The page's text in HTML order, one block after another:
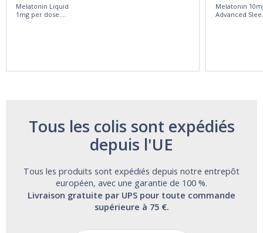
Melatonin Liquid
1mg per dose.
Melatonin
Advanced
Tous les colis sont expédiés
depuis l'UE
Tous les produits sont expédiés depuis notre entrepôt
européen, avec une garantie de 100 %.
Livraison gratuite par UPS pour toute commande
supérieure à 75 €.